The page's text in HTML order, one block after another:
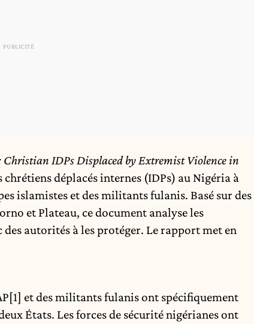
Christian IDPs Displaced by Extremist Violence in
déplacés internes (IDPs) au Nigéria à
islamistes et des militants fulanis. Basé sur des
et Plateau, ce document analyse les
des autorités à les protéger. Le rapport met en
[1] et des militants fulanis ont spécifiquement
États. Les forces de sécurité nigérianes ont